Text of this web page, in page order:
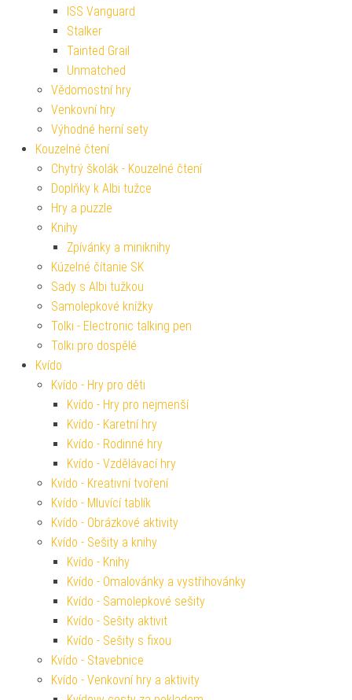
ISS Vanguard
Stalker
Tainted Grail
Unmatched
Vědomostní hry
Venkovní hry
Výhodné herní sety
Kouzelné čtení
Chytrý školák - Kouzelné čtení
Doplňky k Albi tužce
Hry a puzzle
Knihy
Zpívánky a miniknihy
Kúzelné čítanie SK
Sady s Albi tužkou
Samolepkové knížky
Tolki - Electronic talking pen
Tolki pro dospělé
Kvído
Kvído - Hry pro děti
Kvído - Hry pro nejmenší
Kvído - Karetní hry
Kvído - Rodinné hry
Kvído - Vzdělávací hry
Kvído - Kreativní tvoření
Kvído - Mluvící tablík
Kvído - Obrázkové aktivity
Kvído - Sešity a knihy
Kvído - Knihy
Kvído - Omalovánky a vystřihovánky
Kvído - Samolepkové sešity
Kvído - Sešity aktivit
Kvído - Sešity s fixou
Kvído - Stavebnice
Kvído - Venkovní hry a aktivity